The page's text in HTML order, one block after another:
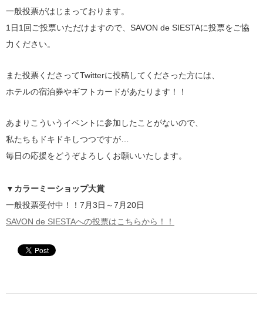
一般投票がはじまっております。
1日1回ご投票いただけますので、SAVON de SIESTAに投票をご協
力ください。
また投票くださってTwitterに投稿してくださった方には、
ホテルの宿泊券やギフトカードがあたります！！
あまりこういうイベントに参加したことがないので、
私たちもドキドキしつつですが…
毎日の応援をどうぞよろしくお願いいたします。
▼カラーミーショップ大賞
一般投票受付中！！7月3日～7月20日
SAVON de SIESTAへの投票はこちらから！！